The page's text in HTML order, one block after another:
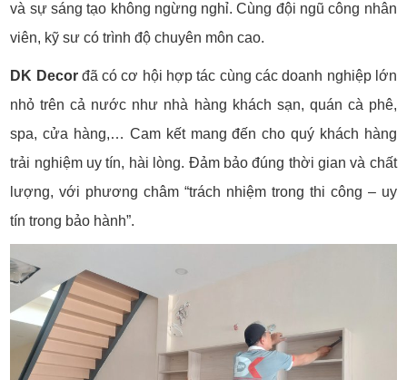
và sự sáng tạo không ngừng nghỉ. Cùng đội ngũ công nhân
viên, kỹ sư có trình độ chuyên môn cao.
DK Decorđã có cơ hội hợp tác cùng các doanh nghiệp lớn
nhỏ trên cả nước như nhà hàng khách sạn, quán cà phê,
spa, cửa hàng,… Cam kết mang đến cho quý khách hàng
trải nghiệm uy tín, hài lòng. Đảm bảo đúng thời gian và chất
lượng, với phương châm “trách nhiệm trong thi công – uy
tín trong bảo hành”.